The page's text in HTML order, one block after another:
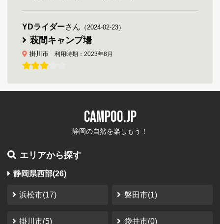
YDライダーさん （2024-02-23）
萩間キャンプ場
掛川市 利用時期：2023年8月
場
なっています 水道も蛇口が二つあるステンレスのシンク
です、すごく劣悪なつもりで行ったので 思っていたより
快適でした、秋に行けば栗拾いができるかも Y...
南アルプス井川オートキャンプ場
静岡市 利用時期：2023年10月
秘密の場所
CAMPOO.JP
静岡の自然を楽しもう！
エリアから探す
静岡県西部(26)
浜松市(17) 磐田市(1)
掛川市(5) 袋井市(0)